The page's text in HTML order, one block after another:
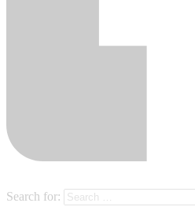
Search for: